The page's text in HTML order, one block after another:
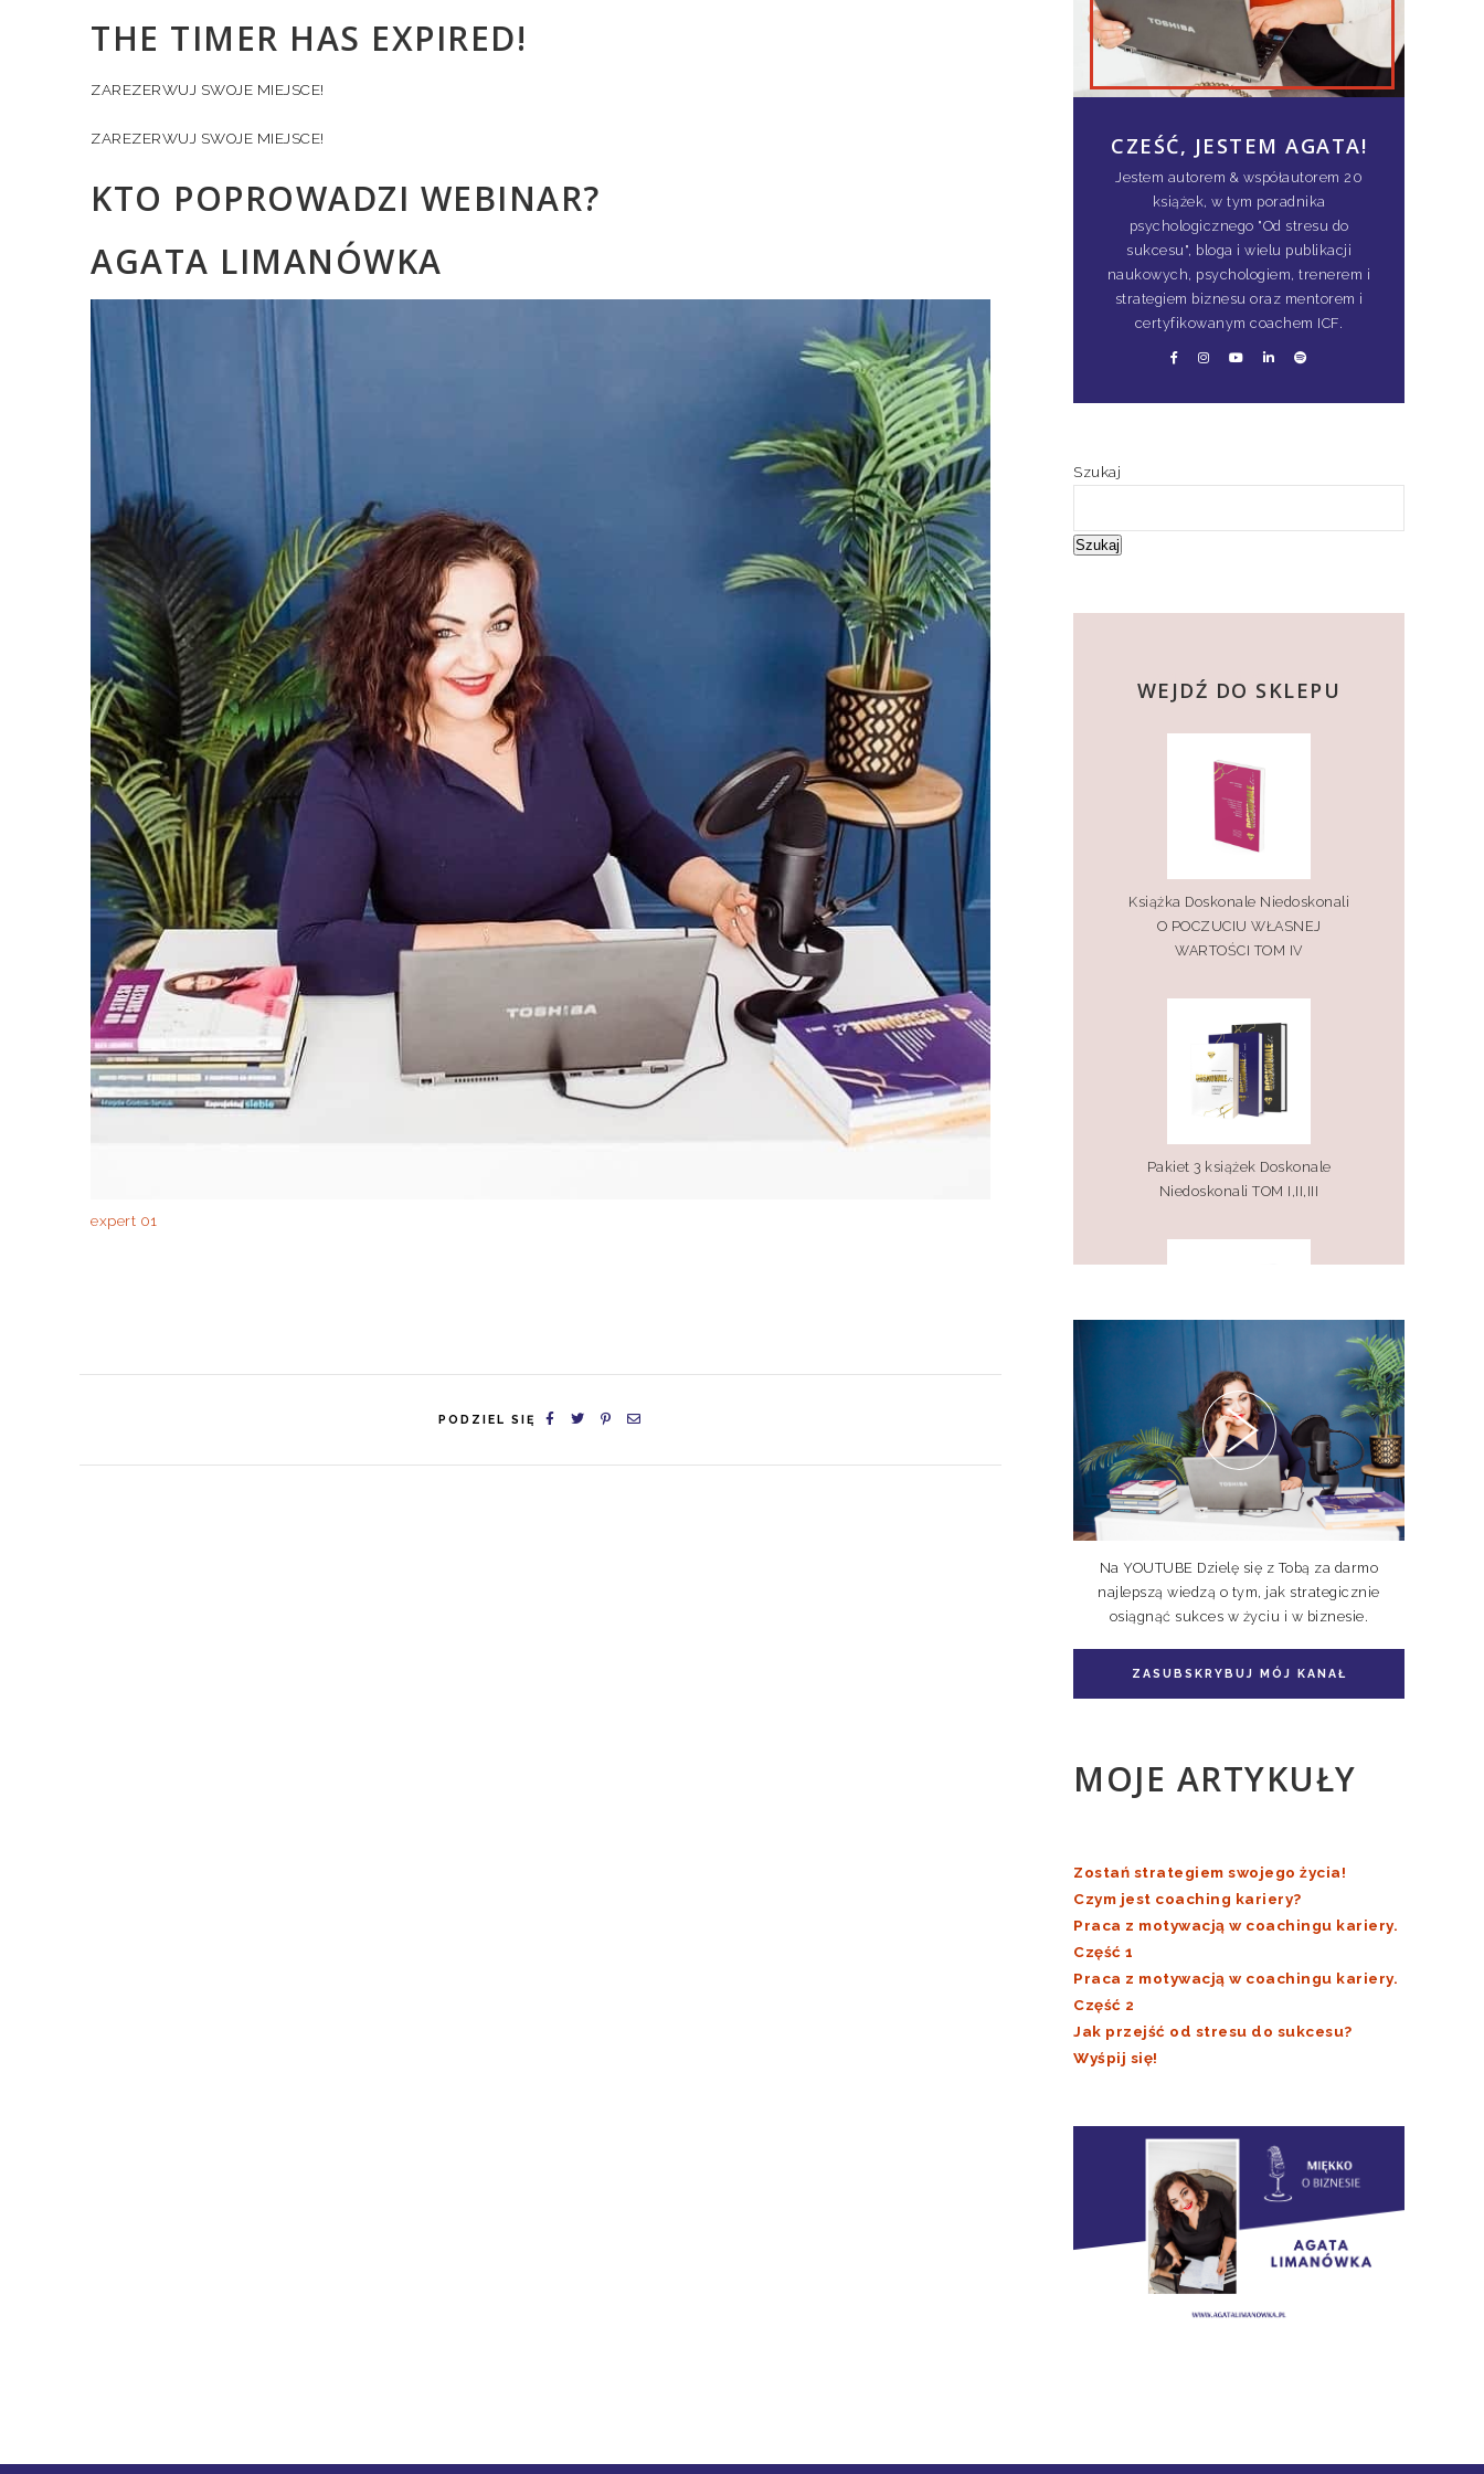
THE TIMER HAS EXPIRED!
ZAREZERWUJ SWOJE MIEJSCE!
ZAREZERWUJ SWOJE MIEJSCE!
KTO POPROWADZI WEBINAR?
AGATA LIMANÓWKA
expert 01
PODZIEL SIĘ
CZEŚĆ, JESTEM AGATA!
Jestem autorem & współautorem 20
książek, w tym poradnika
psychologicznego "Od stresu do
sukcesu", bloga i wielu publikacji
naukowych, psychologiem, trenerem i
strategiem biznesu oraz mentorem i
certyfikowanym coachem ICF.
Szukaj
Szukaj
kup teraz
WEJDŹ DO SKLEPU
Książka Doskonale Niedoskonali
O POCZUCIU WŁASNEJ
WARTOŚCI TOM IV
Pakiet 3 książek Doskonale
Niedoskonali TOM I,II,III
Pakiet 2 książek Doskonale
Niedoskonali TOM I, II
Pakiet książka + e-book
Doskonale Niedoskonali TOM II
Na YOUTUBE Dzielę się z Tobą za darmo
najlepszą wiedzą o tym, jak strategicznie
osiągnąć sukces w życiu i w biznesie.
ZASUBSKRYBUJ MÓJ KANAŁ
MOJE ARTYKUŁY
Zostań strategiem swojego życia!
Czym jest coaching kariery?
Praca z motywacją w coachingu kariery.
Część 1
Praca z motywacją w coachingu kariery.
Część 2
Jak przejść od stresu do sukcesu?
Wyśpij się!